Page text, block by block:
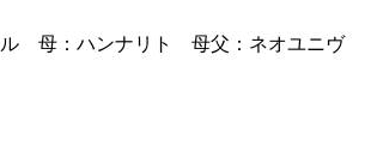
ル 母：ハンナリト 母父：ネオユニヴ